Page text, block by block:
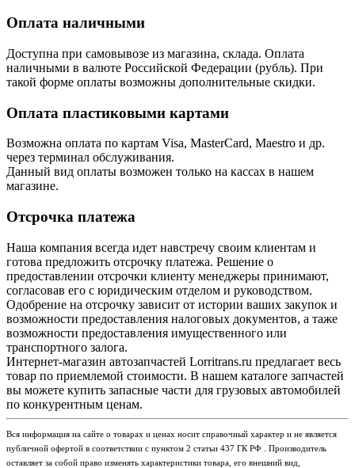
Оплата наличными
Доступна при самовывозе из магазина, склада. Оплата
наличными в валюте Российской Федерации (рубль). При
такой форме оплаты возможны дополнительные скидки.
Оплата пластиковыми картами
Возможна оплата по картам Visa, MasterCard, Maestro и др.
через терминал обслуживания.
Данный вид оплаты возможен только на кассах в нашем
магазине.
Отсрочка платежа
Наша компания всегда идет навстречу своим клиентам и
готова предложить отсрочку платежа. Решение о
предоставлении отсрочки клиенту менеджеры принимают,
согласовав его с юридическим отделом и руководством.
Одобрение на отсрочку зависит от истории ваших закупок и
возможности предоставления налоговых документов, а таже
возможности предоставления имущественного или
транспортного залога.
Интернет-магазин автозапчастей Lorritrans.ru предлагает весь
товар по приемлемой стоимости. В нашем каталоге запчастей
вы можете купить запасные части для грузовых автомобилей
по конкурентным ценам.
Вся информация на сайте о товарах и ценах носит справочный характер и не является
публичной офертой в соответствии с пунктом 2 статьи 437 ГК РФ . Производитель
оставляет за собой право изменять характеристики товара, его внешний вид,